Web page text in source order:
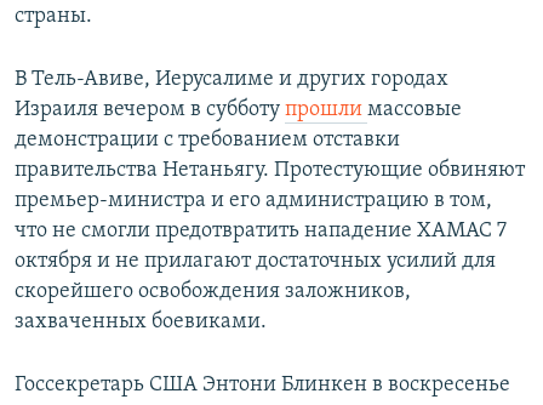
страны.
В Тель-Авиве, Иерусалиме и других городах
Израиля вечером в субботу прошли массовые
демонстрации с требованием отставки
правительства Нетаньягу. Протестующие обвиняют
премьер-министра и его администрацию в том,
что не смогли предотвратить нападение ХАМАС 7
октября и не прилагают достаточных усилий для
скорейшего освобождения заложников,
захваченных боевиками.
Госсекретарь США Энтони Блинкен в воскресенье